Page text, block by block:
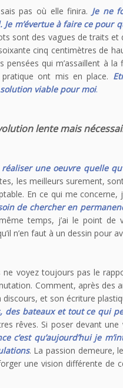
pas où elle finira. Je ne
m’évertue à faire ce pour
sont des vagues de traits et
cinq centimètres de
pensées qui m’assaillent à
ont mis en place.
viable pour moi.
lente mais
une oeuvre quelle
les meilleurs surement,
En ce qui me
de chercher en
temps, j’ai le point de
n’en faut à un dessin pour
voyez toujours pas le
Comment, après des
et son écriture
des bateaux et tout ce qui
rêves. Si poser devant
c’est qu’aujourd’hui je
. La passion demeure,
une vision différente de